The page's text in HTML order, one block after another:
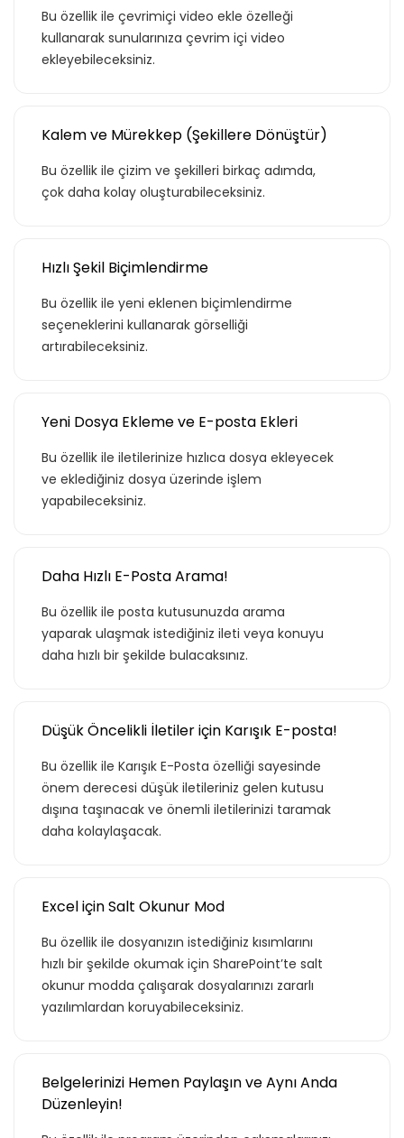
Bu özellik ile çevrimiçi video ekle özelleği
kullanarak sunularınıza çevrim içi video
ekleyebileceksiniz.
Kalem ve Mürekkep (Şekillere Dönüştür)
Bu özellik ile çizim ve şekilleri birkaç adımda,
çok daha kolay oluşturabileceksiniz.
Hızlı Şekil Biçimlendirme
Bu özellik ile yeni eklenen biçimlendirme
seçeneklerini kullanarak görselliği
artırabileceksiniz.
Yeni Dosya Ekleme ve E-posta Ekleri
Bu özellik ile iletilerinize hızlıca dosya ekleyecek
ve eklediğiniz dosya üzerinde işlem
yapabileceksiniz.
Daha Hızlı E-Posta Arama!
Bu özellik ile posta kutusunuzda arama
yaparak ulaşmak istediğiniz ileti veya konuyu
daha hızlı bir şekilde bulacaksınız.
Düşük Öncelikli İletiler için Karışık E-posta!
Bu özellik ile Karışık E-Posta özelliği sayesinde
önem derecesi düşük iletileriniz gelen kutusu
dışına taşınacak ve önemli iletilerinizi taramak
daha kolaylaşacak.
Excel için Salt Okunur Mod
Bu özellik ile dosyanızın istediğiniz kısımlarını
hızlı bir şekilde okumak için SharePoint’te salt
okunur modda çalışarak dosyalarınızı zararlı
yazılımlardan koruyabileceksiniz.
Belgelerinizi Hemen Paylaşın ve Aynı Anda
Düzenleyin!